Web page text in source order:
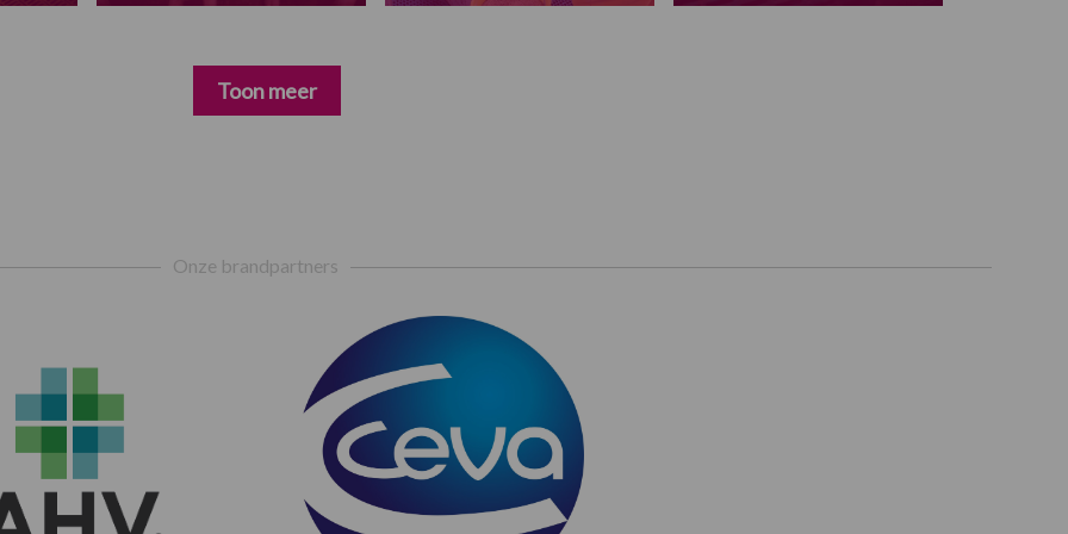
Toon meer
Onze brandpartners